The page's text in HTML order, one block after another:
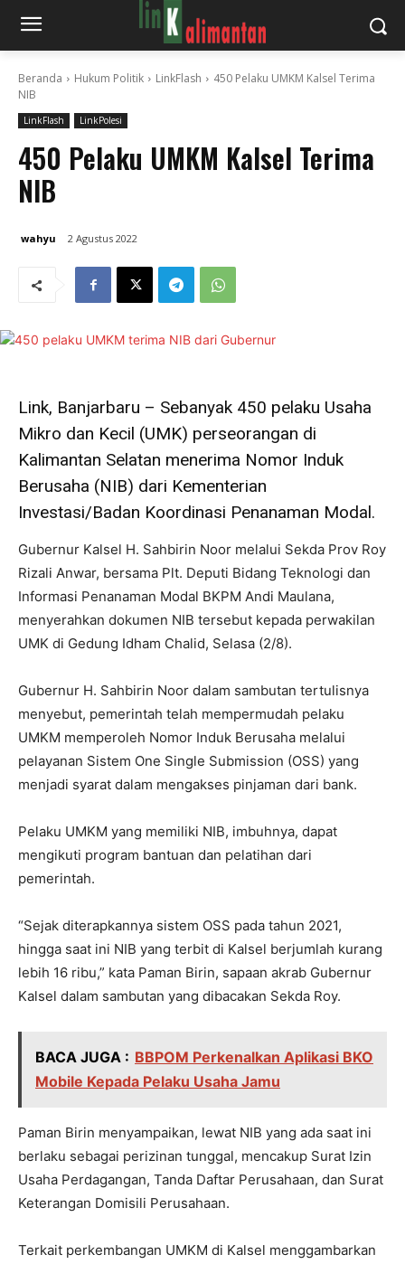
Beranda Hukum Politik LinkFlash
450 Pelaku UMKM Kalsel Terima
NIB
LinkFlash LinkPolesi
450 Pelaku UMKM Kalsel Terima
NIB
wahyu 2 Agustus 2022
Link, Banjarbaru – Sebanyak 450 pelaku Usaha
Mikro dan Kecil (UMK) perseorangan di
Kalimantan Selatan menerima Nomor Induk
Berusaha (NIB) dari Kementerian
Investasi/Badan Koordinasi Penanaman Modal.
Gubernur Kalsel H. Sahbirin Noor melalui Sekda Prov Roy
Rizali Anwar, bersama Plt. Deputi Bidang Teknologi dan
Informasi Penanaman Modal BKPM Andi Maulana,
menyerahkan dokumen NIB tersebut kepada perwakilan
UMK di Gedung Idham Chalid, Selasa (2/8).
Gubernur H. Sahbirin Noor dalam sambutan tertulisnya
menyebut, pemerintah telah mempermudah pelaku
UMKM memperoleh Nomor Induk Berusaha melalui
pelayanan Sistem One Single Submission (OSS) yang
menjadi syarat dalam mengakses pinjaman dari bank.
Pelaku UMKM yang memiliki NIB, imbuhnya, dapat
mengikuti program bantuan dan pelatihan dari
pemerintah.
“Sejak diterapkannya sistem OSS pada tahun 2021,
hingga saat ini NIB yang terbit di Kalsel berjumlah kurang
lebih 16 ribu,” kata Paman Birin, sapaan akrab Gubernur
Kalsel dalam sambutan yang dibacakan Sekda Roy.
BACA JUGA : BBPOM Perkenalkan Aplikasi BKO
Mobile Kepada Pelaku Usaha Jamu
Paman Birin menyampaikan, lewat NIB yang ada saat ini
berlaku sebagai perizinan tunggal, mencakup Surat Izin
Usaha Perdagangan, Tanda Daftar Perusahaan, dan Surat
Keterangan Domisili Perusahaan.
Terkait perkembangan UMKM di Kalsel menggambarkan